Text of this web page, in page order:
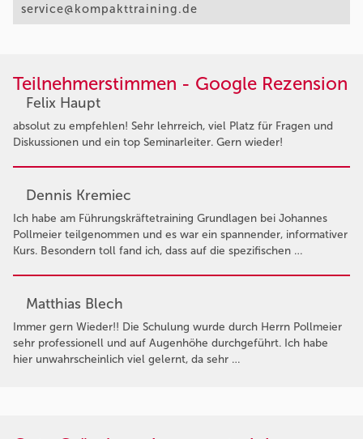
service@kompakttraining.de
Teilnehmerstimmen - Google Rezension
Felix Haupt
absolut zu empfehlen! Sehr lehrreich, viel Platz für Fragen und
Diskussionen und ein top Seminarleiter. Gern wieder!
Dennis Kremiec
Ich habe am Führungskräftetraining Grundlagen bei Johannes
Pollmeier teilgenommen und es war ein spannender, informativer
Kurs. Besondern toll fand ich, dass auf die spezifischen …
Matthias Blech
Immer gern Wieder!! Die Schulung wurde durch Herrn Pollmeier
sehr professionell und auf Augenhöhe durchgeführt. Ich habe
hier unwahrscheinlich viel gelernt, da sehr …